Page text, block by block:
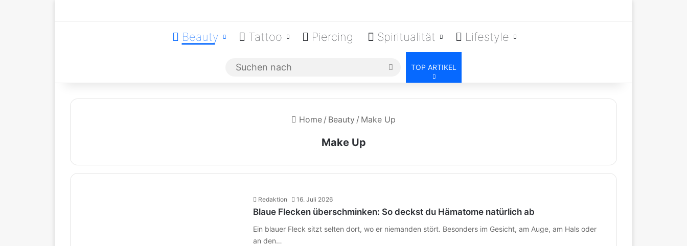
Beauty Tattoo Piercing Spiritualität Lifestyle
Suchen
nach
TOP ARTIKEL
Home / Beauty / Make Up
Make Up
Redaktion 16. Juli 2026
Blaue Flecken überschminken: So deckst du Hämatome natürlich ab
Ein blauer Fleck sitzt selten dort, wo er niemanden stört. Besonders im Gesicht, am Auge, am Hals oder
an den…